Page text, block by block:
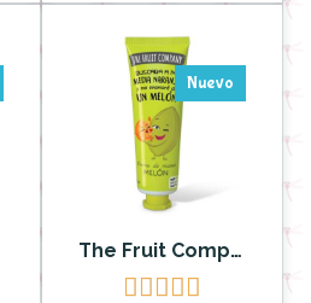
Nuevo
The Fruit Company - Crema de manos Melón 50ml
